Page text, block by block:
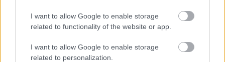
I want to allow Google to enable storage
related to functionality of the website or app.
I want to allow Google to enable storage
related to personalization.
FELIRATKOZÁS
LEGFRISSEBB